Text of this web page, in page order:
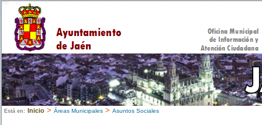
Está en: Inicio > Áreas Municipales > Asuntos Sociales